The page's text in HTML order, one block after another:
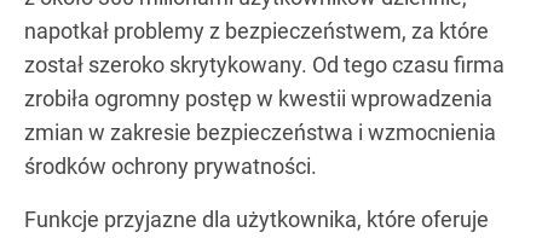
napotkał problemy z bezpieczeństwem, za które
został szeroko skrytykowany. Od tego czasu firma
zrobiła ogromny postęp w kwestii wprowadzenia
zmian w zakresie bezpieczeństwa i wzmocnienia
środków ochrony prywatności.
Funkcje przyjazne dla użytkownika, które oferuje